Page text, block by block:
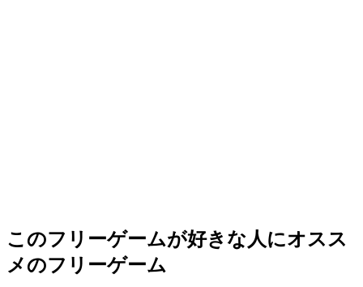
このフリーゲームが好きな人にオスス
メのフリーゲーム